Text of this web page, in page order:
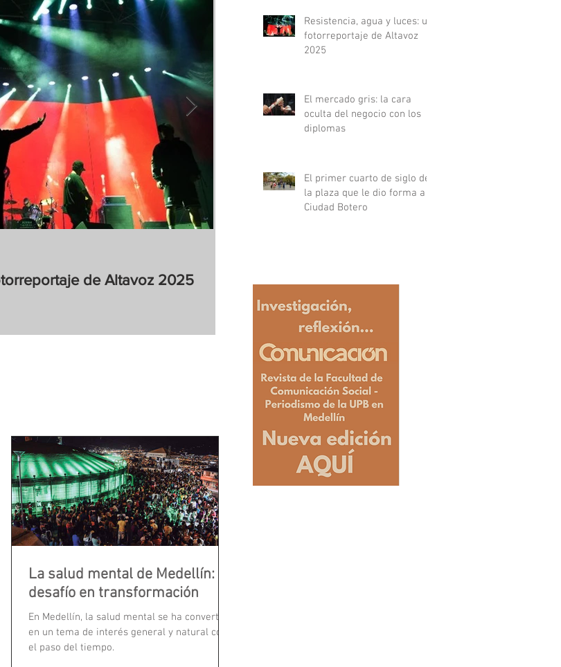
de Altavoz 2025
La salud mental de Medellín:
desafío en transformación
En Medellín, la salud mental se ha convertido
en un tema de interés general y natural con
el paso del tiempo.
Resistencia, agua y luces: un
fotorreportaje de Altavoz
2025
El mercado gris: la cara
oculta del negocio con los
diplomas
El primer cuarto de siglo de
la plaza que le dio forma a
Ciudad Botero